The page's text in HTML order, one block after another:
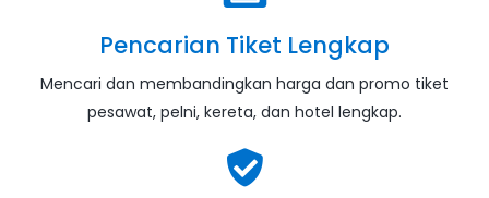
Pencarian Tiket Lengkap
Mencari dan membandingkan harga dan promo tiket
pesawat, pelni, kereta, dan hotel lengkap.